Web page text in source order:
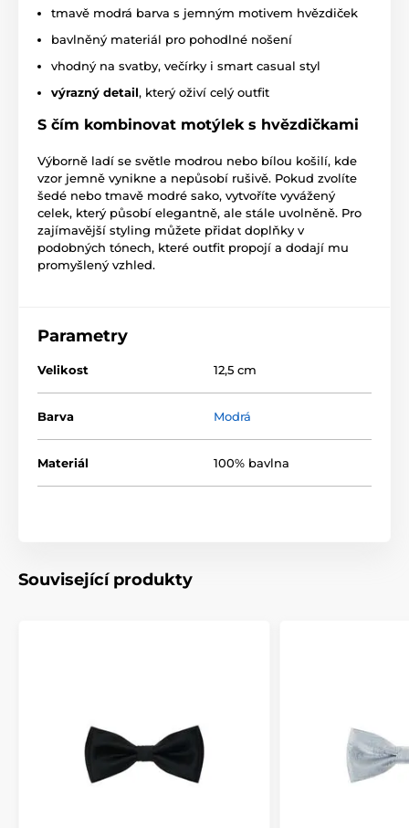
tmavě modrá barva s jemným motivem hvězdiček
bavlněný materiál pro pohodlné nošení
vhodný na svatby, večírky i smart casual styl
výrazný detail, který oživí celý outfit
S čím kombinovat motýlek s hvězdičkami
Výborně ladí se světle modrou nebo bílou košilí, kde
vzor jemně vynikne a nepůsobí rušivě. Pokud zvolíte
šedé nebo tmavě modré sako, vytvoříte vyvážený
celek, který působí elegantně, ale stále uvolněně. Pro
zajímavější styling můžete přidat doplňky v
podobných tónech, které outfit propojí a dodají mu
promyšlený vzhled.
Parametry
Velikost 12,5 cm
Barva Modrá
Materiál 100% bavlna
Související produkty